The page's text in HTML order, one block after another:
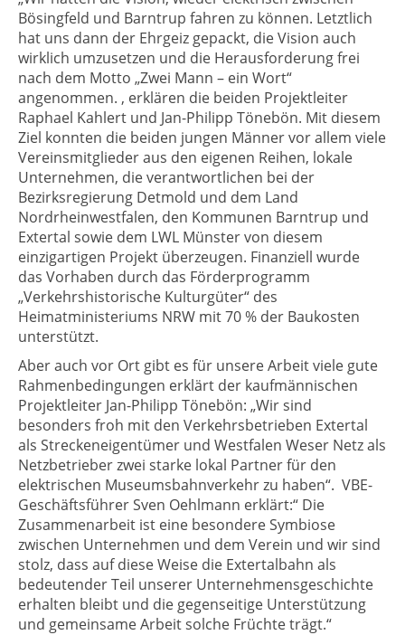
Bösingfeld und Barntrup fahren zu können. Letztlich
hat uns dann der Ehrgeiz gepackt, die Vision auch
wirklich umzusetzen und die Herausforderung frei
nach dem Motto „Zwei Mann – ein Wort“
angenommen. , erklären die beiden Projektleiter
Raphael Kahlert und Jan-Philipp Tönebön. Mit diesem
Ziel konnten die beiden jungen Männer vor allem viele
Vereinsmitglieder aus den eigenen Reihen, lokale
Unternehmen, die verantwortlichen bei der
Bezirksregierung Detmold und dem Land
Nordrheinwestfalen, den Kommunen Barntrup und
Extertal sowie dem LWL Münster von diesem
einzigartigen Projekt überzeugen. Finanziell wurde
das Vorhaben durch das Förderprogramm
„Verkehrshistorische Kulturgüter“ des
Heimatministeriums NRW mit 70 % der Baukosten
unterstützt.
Aber auch vor Ort gibt es für unsere Arbeit viele gute
Rahmenbedingungen erklärt der kaufmännischen
Projektleiter Jan-Philipp Tönebön: „Wir sind
besonders froh mit den Verkehrsbetrieben Extertal
als Streckeneigentümer und Westfalen Weser Netz als
Netzbetrieber zwei starke lokal Partner für den
elektrischen Museumsbahnverkehr zu haben“. VBE-
Geschäftsführer Sven Oehlmann erklärt:“ Die
Zusammenarbeit ist eine besondere Symbiose
zwischen Unternehmen und dem Verein und wir sind
stolz, dass auf diese Weise die Extertalbahn als
bedeutender Teil unserer Unternehmensgeschichte
erhalten bleibt und die gegenseitige Unterstützung
und gemeinsame Arbeit solche Früchte trägt.“